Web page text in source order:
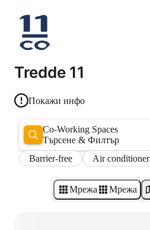
Tredde 11
Покажи инфо
Co-Working Spaces
Търсене & Филтър
Barrier-free
Air conditioner
Мрежа Мрежа